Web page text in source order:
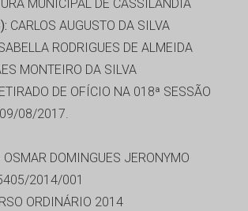
MUNICIPAL DE CASSILÂNDIA
CARLOS AUGUSTO DA SILVA
RODRIGUES DE ALMEIDA
MONTEIRO DA SILVA
DE OFÍCIO NA 018ª SESSÃO
09/08/2017.
OSMAR DOMINGUES JERONYMO
2014/001
ORDINÁRIO 2014